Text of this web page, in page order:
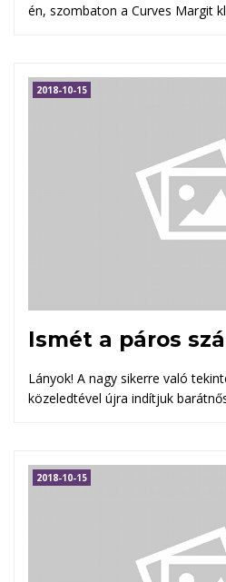
én, szombaton a Curves Margit
2018-10-15
Ismét a páros
Lányok! A nagy sikerre való
közeledtével újra indítjuk
2018-10-15